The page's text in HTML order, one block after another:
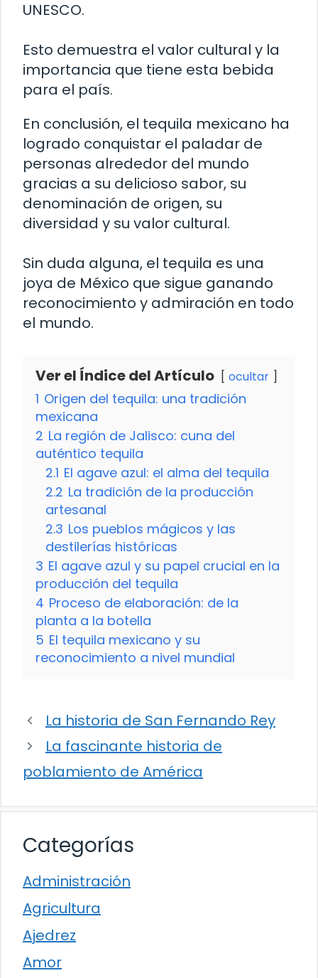
UNESCO.
Esto demuestra el valor cultural y la
importancia que tiene esta bebida
para el país.
En conclusión, el tequila mexicano ha
logrado conquistar el paladar de
personas alrededor del mundo
gracias a su delicioso sabor, su
denominación de origen, su
diversidad y su valor cultural.
Sin duda alguna, el tequila es una
joya de México que sigue ganando
reconocimiento y admiración en todo
el mundo.
Ver el Índice del Artículo ocultar
1 Origen del tequila: una tradición
mexicana
2 La región de Jalisco: cuna del
auténtico tequila
2.1 El agave azul: el alma del tequila
2.2 La tradición de la producción
artesanal
2.3 Los pueblos mágicos y las
destilerías históricas
3 El agave azul y su papel crucial en la
producción del tequila
4 Proceso de elaboración: de la
planta a la botella
5 El tequila mexicano y su
reconocimiento a nivel mundial
La historia de San Fernando Rey
La fascinante historia de
poblamiento de América
Categorías
Administración
Agricultura
Ajedrez
Amor